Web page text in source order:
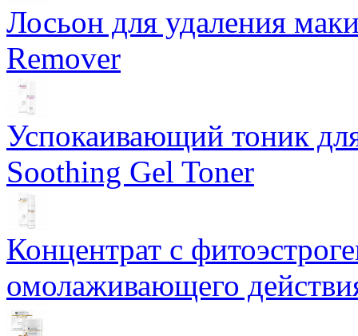
Лосьон для удаления
Remover
Успокаивающий тоник
Soothing Gel Toner
Концентрат с
омолаживающего